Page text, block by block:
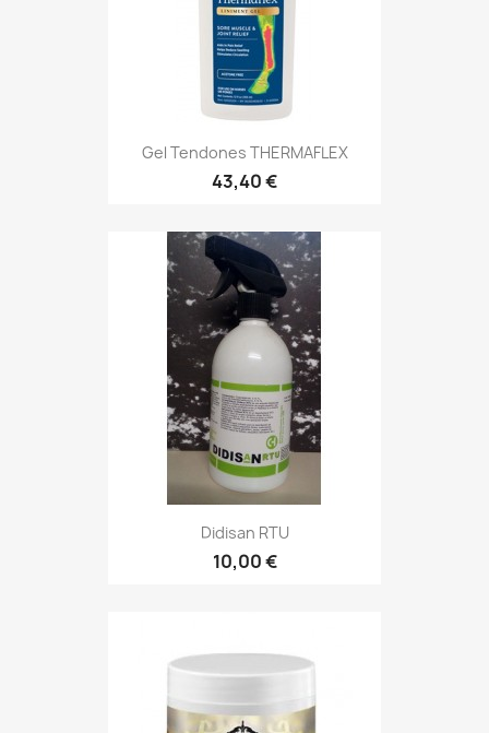
Gel Tendones THERMAFLEX
43,40 €
Didisan RTU
10,00 €